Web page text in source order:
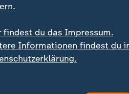
vermeldete die
Land mehr, in das
mehr Migranten das Land
Minderheitsregierung, die
toleriert wird, hat ihren
Anforderungen für den
findest du das Impressum.
Informationen findest du